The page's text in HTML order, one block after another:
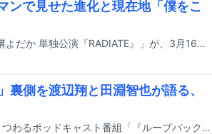
ンで見せた進化と現在地「僕をこ
多次元制御機構よだかのワンマンライブ「多次元制御機構よだか 単独公演『RADIATE』」が、3月16日に東京・LIQUIDROOMで開催された。昨年12月にEP「ODYSSEY」でメジャーデビュー後、初のワンマンライブとなった今回の公演のチケットはソールドアウト。インディーズ時代の楽曲から「ODYSSEY」の収録曲、さらに未発表の新曲も披露し、満員の観客をよだかの世界にたっぷりと浸らせた。
側を渡辺翔と田淵智也が語る、
CYNHNの楽曲「ループバック・ロールトラッシュ」にまつわるポッドキャスト番組「『ループバック・ロールトラッシュ』制作トークSP」がSpotifyとYouTubeで配信された。